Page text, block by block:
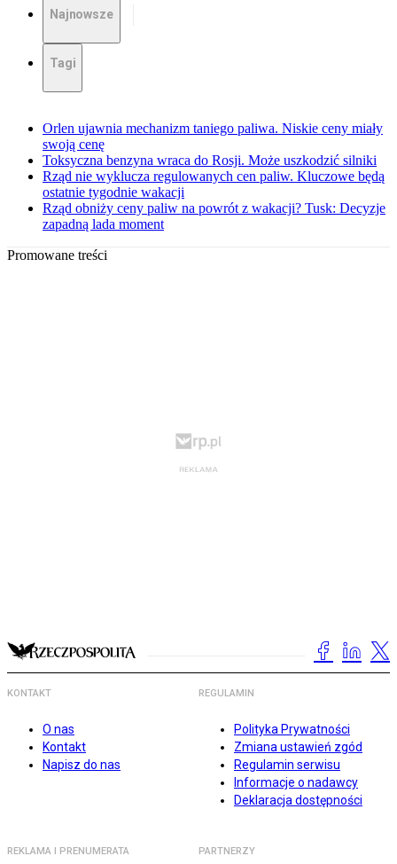
Najnowsze
Tagi
Orlen ujawnia mechanizm taniego paliwa. Niskie ceny miały
swoją cenę
Toksyczna benzyna wraca do Rosji. Może uszkodzić silniki
Rząd nie wyklucza regulowanych cen paliw. Kluczowe będą
ostatnie tygodnie wakacji
Rząd obniży ceny paliw na powrót z wakacji? Tusk: Decyzje
zapadną lada moment
Promowane treści
KONTAKT
O nas
Kontakt
Napisz do nas
REGULAMIN
Polityka Prywatności
Zmiana ustawień zgód
Regulamin serwisu
Informacje o nadawcy
Deklaracja dostępności
REKLAMA I PRENUMERATA PARTNERZY